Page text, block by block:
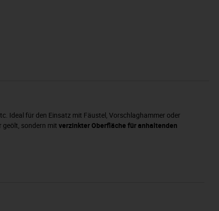
Ideal für den Einsatz mit Fäustel, Vorschlaghammer oder
geölt, sondern mit verzinkter Oberfläche für anhaltenden